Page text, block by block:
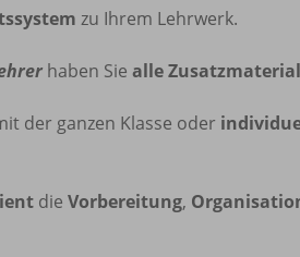
zu Ihrem Lehrwerk.
haben Sie alle
der ganzen Klasse oder
die Vorbereitung,